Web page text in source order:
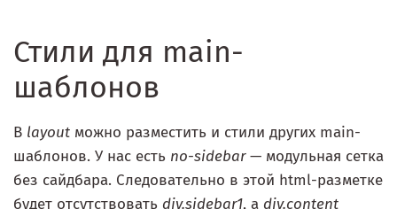
Стили для main-
шаблонов
В layout можно разместить и стили других main-
шаблонов. У нас есть no-sidebar— модульная сетка
без сайдбара. Следовательно в этой html-разметке
будет отсутствовать div.sidebar1, а div.content